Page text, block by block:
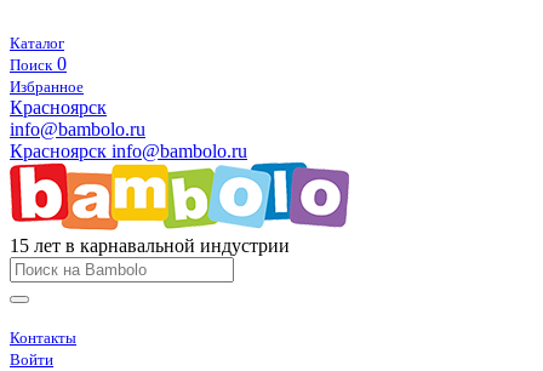
Каталог
Поиск 0
Избранное
Красноярск
info@bambolo.ru
Красноярск info@bambolo.ru
15 лет в карнавальной индустрии
Контакты
Войти